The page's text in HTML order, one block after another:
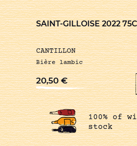
SAINT-GILLOISE 2022
CANTILLON
Bière lambic
20,50€
100% of
stock